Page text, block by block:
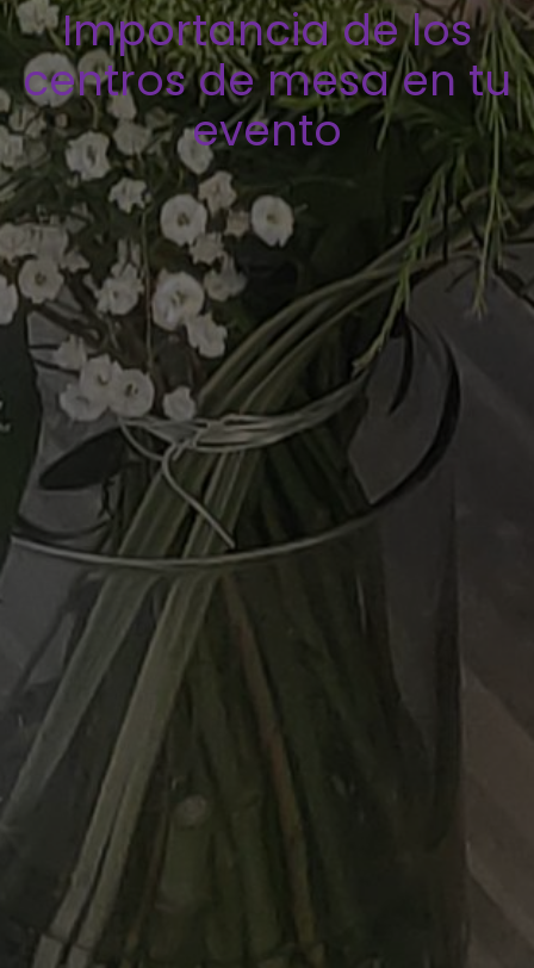
Importancia de los
centros de mesa en tu
evento